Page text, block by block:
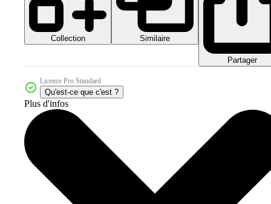
Collection Similaire
Partager
Licence Pro Standard
Qu'est-ce que c'est ?
Plus d'infos